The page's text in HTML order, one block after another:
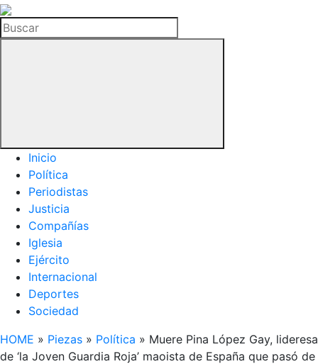
La
Hemeroteca
del
Buscar
Inicio
Política
Periodistas
Justicia
Compañías
Iglesia
Ejército
Internacional
Deportes
Sociedad
HOME » Piezas » Política » Muere Pina López Gay, lideresa
de ‘la Joven Guardia Roja’ maoista de España que pasó de